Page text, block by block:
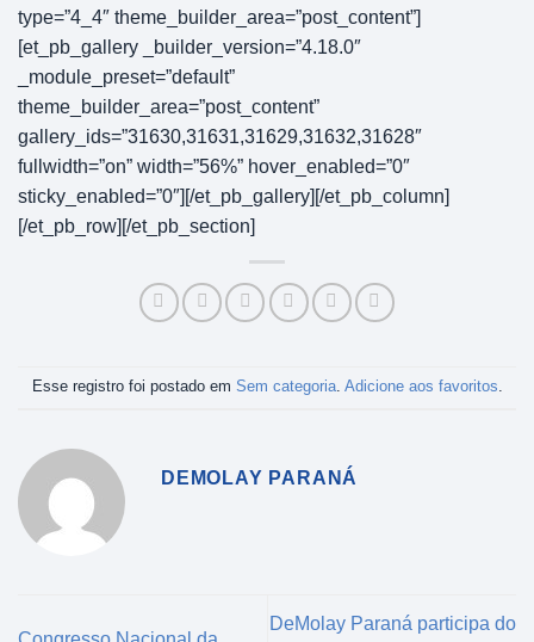
type=”4_4″ theme_builder_area=”post_content”]
[et_pb_gallery _builder_version=”4.18.0″
_module_preset=”default”
theme_builder_area=”post_content”
gallery_ids=”31630,31631,31629,31632,31628″
fullwidth=”on” width=”56%” hover_enabled=”0″
sticky_enabled=”0″][/et_pb_gallery][/et_pb_column]
[/et_pb_row][/et_pb_section]
Esse registro foi postado em Sem categoria. Adicione aos favoritos.
DEMOLAY PARANÁ
DeMolay Paraná participa do